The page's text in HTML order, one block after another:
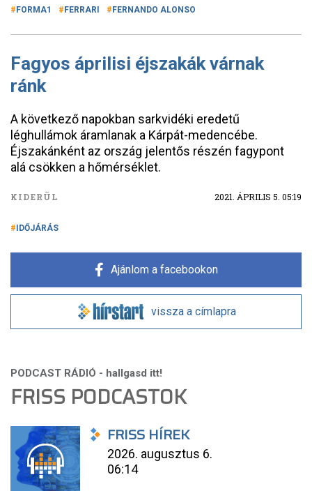
FORMA1 FERRARI FERNANDO ALONSO
Fagyos áprilisi éjszakák várnak
ránk
A következő napokban sarkvidéki eredetű
léghullámok áramlanak a Kárpát-medencébe.
Éjszakánként az ország jelentős részén fagypont
alá csökken a hőmérséklet.
KIDERÜL 2021. ÁPRILIS 5. 05:19
IDŐJÁRÁS
Ajánlom a facebookon
vissza a címlapra
FRISS PODCASTOK
FRISS HÍREK
2026. augusztus 6.
06:14